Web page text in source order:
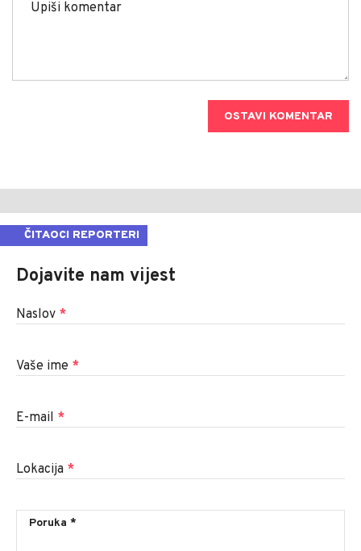
OSTAVI KOMENTAR
ČITAOCI REPORTERI
Dojavite nam vijest
Naslov *
Vaše ime *
E-mail *
Lokacija *